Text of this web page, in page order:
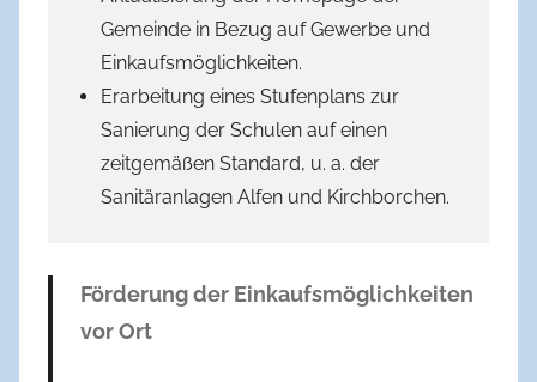
Gemeinde in Bezug auf Gewerbe und
Einkaufsmöglichkeiten.
Erarbeitung eines Stufenplans zur
Sanierung der Schulen auf einen
zeitgemäßen Standard, u. a. der
Sanitäranlagen Alfen und Kirchborchen.
Förderung der Einkaufsmöglichkeiten
vor Ort